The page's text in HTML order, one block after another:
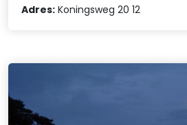
Adres: Koningsweg 20 12